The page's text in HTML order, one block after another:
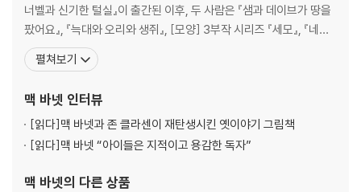
너벨과 신기한 털실』이 출간된 이후, 두 사람은 『샘과 데이브가 땅을
팠어요』, 『늑대와 오리와 생쥐』, [모양] 3부작 시리즈 『세모』, 『네
모』, 『동그라미』, 『트롤과 염소 삼 형제』 등 여러 그림책을 함께 만들
었다. 두 작가의 협업 그림책은 칼데콧상, 케이트 그린어웨이상, 보스
는 애플tv+의 애니메이션으로 제
펼쳐보기
맥 바넷 인터뷰
[읽다] 맥 바넷과 존 클라센이 재탄생시킨 옛이야기 그림책
[읽다] 맥 바넷 “아이들은 지적이고 용감한 독자”
맥 바넷의 다른 상품